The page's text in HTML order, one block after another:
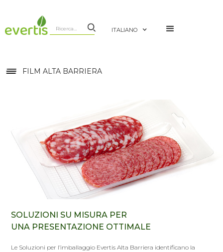
ITALIANO
FILM ALTA BARRIERA
SOLUZIONI SU MISURA PER
UNA PRESENTAZIONE OTTIMALE
Le Soluzioni per l’imballaggio Evertis Alta Barriera identificano la